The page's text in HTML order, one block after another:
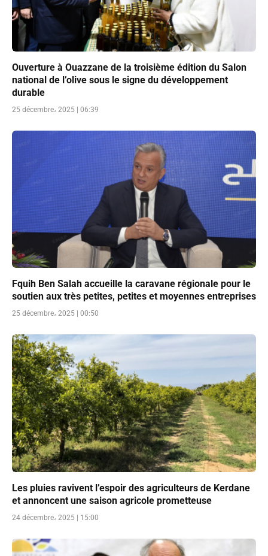
Ouverture à Ouazzane de la troisième édition du Salon
national de l’olive sous le signe du développement
durable
25 décembre، 2025 | 06:39
Fquih Ben Salah accueille la caravane régionale pour le
soutien aux très petites, petites et moyennes entreprises
25 décembre، 2025 | 00:50
Les pluies ravivent l’espoir des agriculteurs de Kerdane
et annoncent une saison agricole prometteuse
24 décembre، 2025 | 15:00